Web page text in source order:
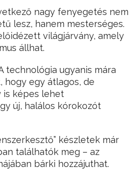
nagy fenyegetés nem
lesz, hanem mesterséges.
világjárvány, amely
állhat.
technológia ugyanis mára
hogy egy átlagos, de
is képes lehet
új, halálos kórokozót
készletek már
találhatók meg – az
bárki hozzájuthat.